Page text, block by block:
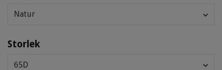
Natur
Storlek
65D